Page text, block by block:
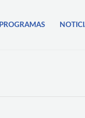
PROGRAMAS